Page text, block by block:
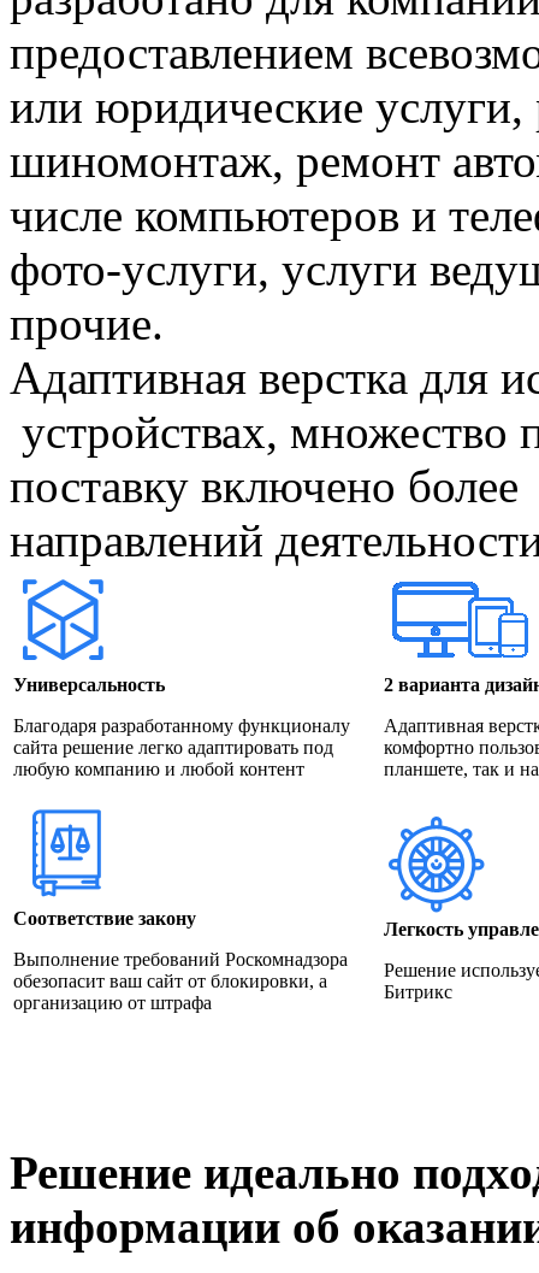
предоставлением
или юридические
шиномонтаж, ремонт
числе компьютеров и
фото-услуги, услуги
прочие.
Адаптивная верстка для
устройствах, множество
поставку включено
направлений
Универсальность
Благодаря разработанному функционалу
сайта решение легко адаптировать под
любую компанию и любой контент
2 варианта
Адаптивная
комфортно
планшете, так и
Соответствие закону
Выполнение требований Роскомнадзора
обезопасит ваш сайт от блокировки, а
организацию от штрафа
Легкость
Решение
Битрикс
Решение идеально
информации об